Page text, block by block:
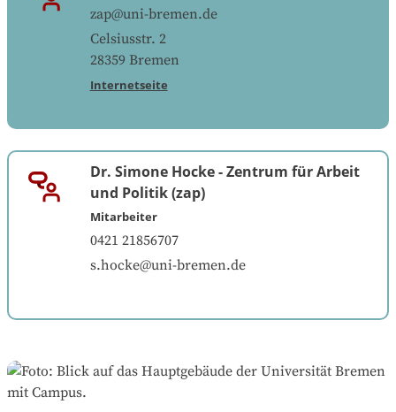
zap@uni-bremen.de
Celsiusstr. 2
28359 Bremen
Internetseite
Dr. Simone Hocke -Zentrum für Arbeit
und Politik (zap)
Mitarbeiter
0421 21856707
s.hocke@uni-bremen.de